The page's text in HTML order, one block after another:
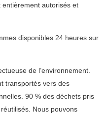
entièrement autorisés et
disponibles 24 heures sur
de l’environnement.
transportés vers des
90 % des déchets pris
Nous pouvons